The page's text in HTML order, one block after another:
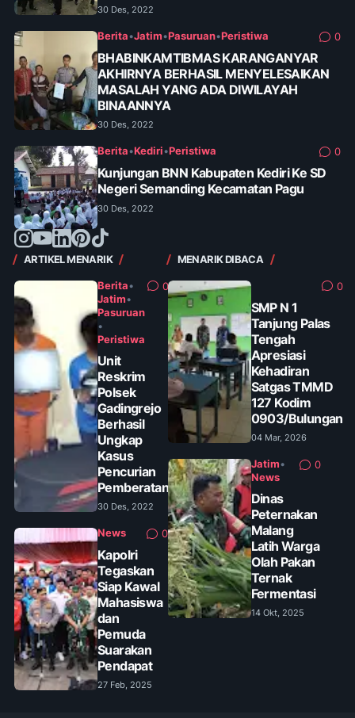
30 Des, 2022
Berita•Jatim•Pasuruan•Peristiwa 0
BHABINKAMTIBMAS KARANGANYAR
AKHIRNYA BERHASIL MENYELESAIKAN
MASALAH YANG ADA DIWILAYAH
BINAANNYA
30 Des, 2022
Berita•Kediri•Peristiwa 0
Kunjungan BNN Kabupaten Kediri Ke SD
Negeri Semanding Kecamatan Pagu
30 Des, 2022
ARTIKEL MENARIK
Berita•
Jatim•
Pasuruan
•
Peristiwa
0
Unit
Reskrim
Polsek
Gadingrejo
Berhasil
Ungkap
Kasus
Pencurian
Pemberatan
30 Des, 2022
News 0
Kapolri
Tegaskan
Siap Kawal
Mahasiswa
dan
Pemuda
Suarakan
Pendapat
27 Feb, 2025
MENARIK DIBACA
0
SMP N 1
Tanjung Palas
Tengah
Apresiasi
Kehadiran
Satgas TMMD
127 Kodim
0903/Bulungan
04 Mar, 2026
Jatim•
News
0
Dinas
Peternakan
Malang
Latih Warga
Olah Pakan
Ternak
Fermentasi
14 Okt, 2025